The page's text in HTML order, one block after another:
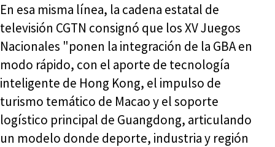
En esa misma línea, la cadena estatal de
televisión CGTN consignó que los XV Juegos
Nacionales "ponen la integración de la GBA en
modo rápido, con el aporte de tecnología
inteligente de Hong Kong, el impulso de
turismo temático de Macao y el soporte
logístico principal de Guangdong, articulando
un modelo donde deporte, industria y región